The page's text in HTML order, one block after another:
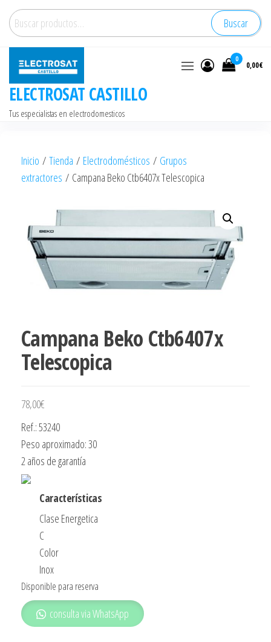
Saltar
contenido
Buscar
por:
Buscar
ELECTROSAT CASTILLO
Tus especialistas en electrodomesticos
0
0,00€
Inicio / Tienda / Electrodomésticos / Grupos
extractores / Campana Beko Ctb6407x Telescopica
Campana Beko Ctb6407x
Telescopica
78,00€
Ref.: 53240
Peso aproximado: 30
2 años de garantía
Características
Clase Energetica
C
Color
Inox
Disponible para reserva
consulta via WhatsApp